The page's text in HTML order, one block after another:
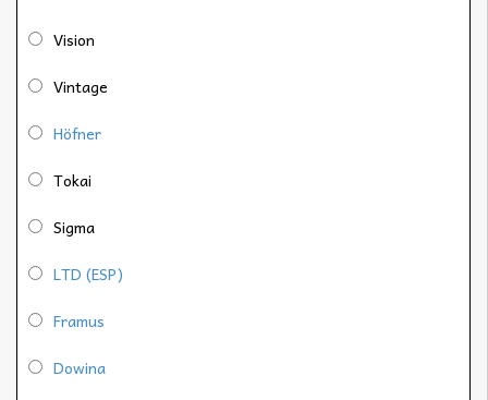
Vision
Vintage
Höfner
Tokai
Sigma
LTD (ESP)
Framus
Dowina